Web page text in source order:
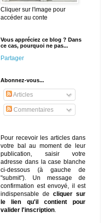
Cliquer sur l'image pour
accéder au conte
Vous appréciez ce blog ? Dans
ce cas, pourquoi ne pas...
Partager
Abonnez-vous...
Articles
Commentaires
Pour recevoir les articles dans
votre bal au moment de leur
publication, saisir votre
adresse dans la case blanche
ci-dessous (à gauche de
"submit"). Un message de
confirmation est envoyé, il est
indispensable de cliquer sur
le lien qu'il contient pour
valider l'inscription